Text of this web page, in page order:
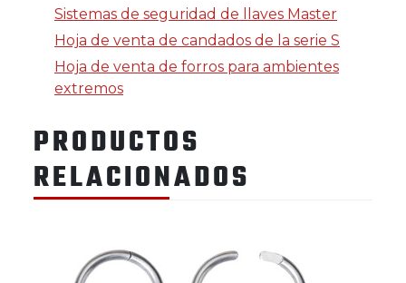
Sistemas de seguridad de llaves Master
Hoja de venta de candados de la serie S
Hoja de venta de forros para ambientes
extremos
PRODUCTOS
RELACIONADOS